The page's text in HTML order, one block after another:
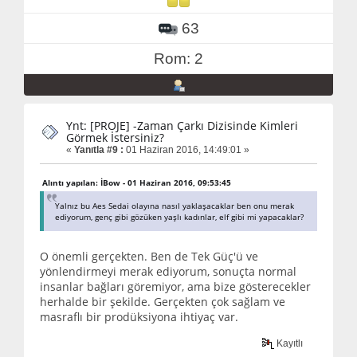
63
Rom: 2
Ynt: [PROJE] -Zaman Çarkı Dizisinde Kimleri
Görmek İstersiniz?
« Yanıtla #9 : 01 Haziran 2016, 14:49:01 »
Alıntı yapılan: İBow - 01 Haziran 2016, 09:53:45
Yalnız bu Aes Sedai olayına nasıl yaklaşacaklar ben onu merak
ediyorum, genç gibi gözüken yaşlı kadınlar, elf gibi mi yapacaklar?
O önemli gerçekten. Ben de Tek Güç'ü ve
yönlendirmeyi merak ediyorum, sonuçta normal
insanlar bağları göremiyor, ama bize gösterecekler
herhalde bir şekilde. Gerçekten çok sağlam ve
masraflı bir prodüksiyona ihtiyaç var.
Kayıtlı